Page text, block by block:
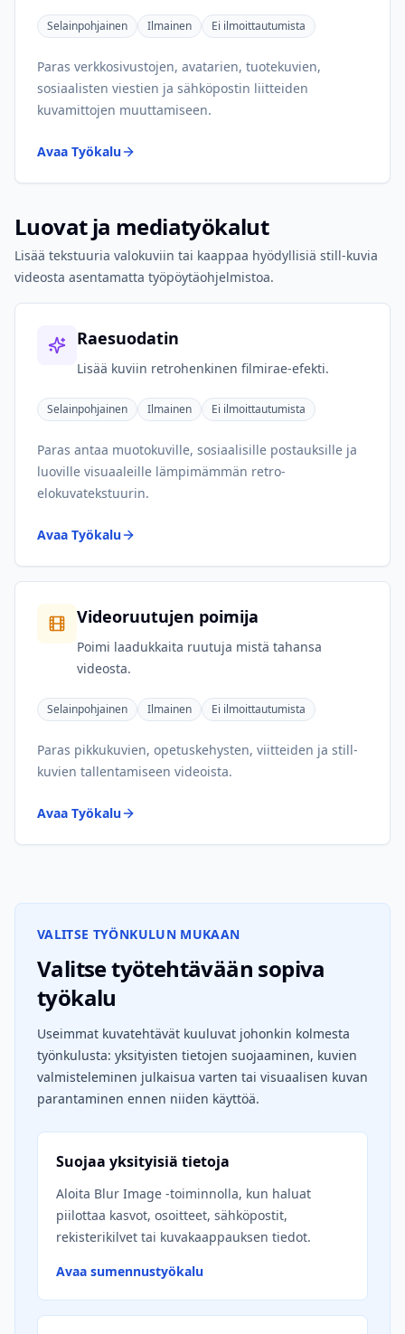
Selainpohjainen Ilmainen Ei ilmoittautumista
Paras verkkosivustojen, avatarien, tuotekuvien,
sosiaalisten viestien ja sähköpostin liitteiden
kuvamittojen muuttamiseen.
Avaa Työkalu
Luovat ja mediatyökalut
Lisää tekstuuria valokuviin tai kaappaa hyödyllisiä still-kuvia
videosta asentamatta työpöytäohjelmistoa.
Raesuodatin
Lisää kuviin retrohenkinen filmirae-efekti.
Selainpohjainen Ilmainen Ei ilmoittautumista
Paras antaa muotokuville, sosiaalisille postauksille ja
luoville visuaaleille lämpimämmän retro-
elokuvatekstuurin.
Avaa Työkalu
Videoruutujen poimija
Poimi laadukkaita ruutuja mistä tahansa
videosta.
Selainpohjainen Ilmainen Ei ilmoittautumista
Paras pikkukuvien, opetuskehysten, viitteiden ja still-
kuvien tallentamiseen videoista.
Avaa Työkalu
VALITSE TYÖNKULUN MUKAAN
Valitse työtehtävään sopiva
työkalu
Useimmat kuvatehtävät kuuluvat johonkin kolmesta
työnkulusta: yksityisten tietojen suojaaminen, kuvien
valmisteleminen julkaisua varten tai visuaalisen kuvan
parantaminen ennen niiden käyttöä.
Suojaa yksityisiä tietoja
Aloita Blur Image -toiminnolla, kun haluat
piilottaa kasvot, osoitteet, sähköpostit,
rekisterikilvet tai kuvakaappauksen tiedot.
Avaa sumennustyökalu